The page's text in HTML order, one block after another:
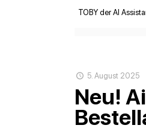
TOBY der AI
5. August 2025
Neu!